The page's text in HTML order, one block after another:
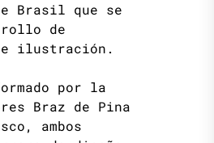
Brasil que se
de
ilustración.
por la
Braz de Pina
ambos